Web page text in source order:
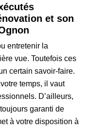
et son
entretenir la
vue. Toutefois ces
certain savoir-faire.
temps, il vaut
D’ailleurs,
garanti de
à votre disposition à